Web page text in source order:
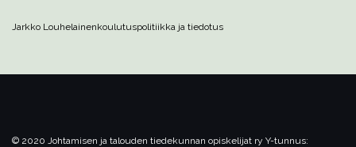
Jarkko Louhelainenkoulutuspolitiikka ja tiedotus
© 2020 Johtamisen ja talouden tiedekunnan opiskelijat ry Y-tunnus: